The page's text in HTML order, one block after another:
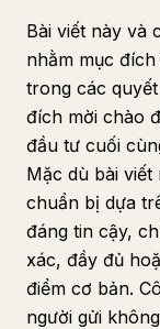
Bài viết này và
nhằm mục
trong các
đích mời chào
đầu tư cuối
Mặc dù bài
chuẩn bị dựa
đáng tin cậy,
xác, đầy đủ
điểm cơ bản.
người gửi